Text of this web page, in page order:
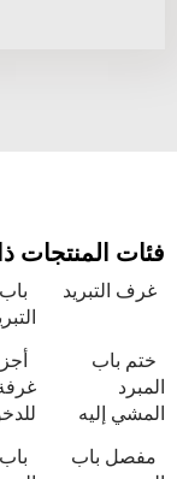
ذات الصلة
باب غرفة
أجزاء باب
غرفة التبريد
للدخول إليها
باب غرفة